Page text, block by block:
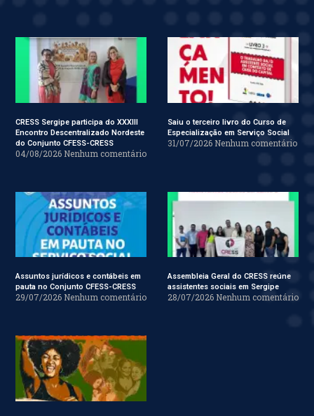
CRESS Sergipe participa do XXXIII
Encontro Descentralizado Nordeste
do Conjunto CFESS-CRESS
04/08/2026 Nenhum comentário
Saiu o terceiro livro do Curso de
Especialização em Serviço Social
31/07/2026 Nenhum comentário
Assuntos jurídicos e contábeis em
pauta no Conjunto CFESS-CRESS
29/07/2026 Nenhum comentário
Assembleia Geral do CRESS reúne
assistentes sociais em Sergipe
28/07/2026 Nenhum comentário